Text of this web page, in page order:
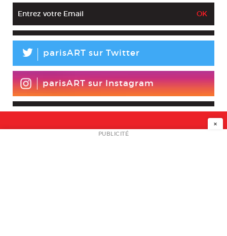
L parisART sur Twitter
parisART sur Instagram
NEWSLETTER
×
PUBLICITÉ